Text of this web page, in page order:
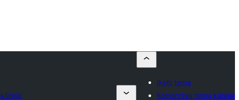
Įkelti temą
Komercinių temų kūrėjai